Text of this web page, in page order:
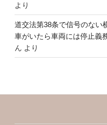
より
道交法第38条で信号のない
車がいたら車両には停止義
ん より